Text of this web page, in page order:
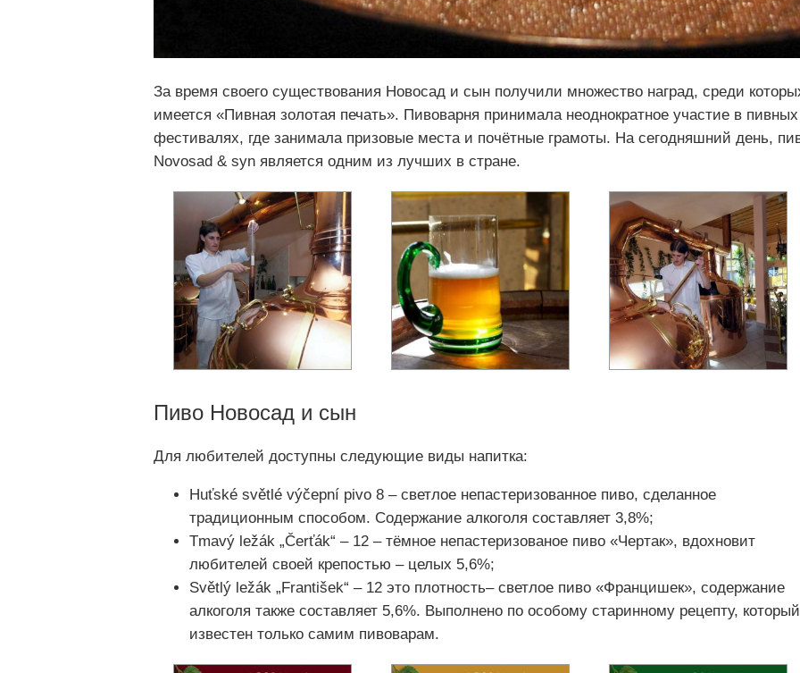
За время своего существования Новосад и сын получили множество наград, среди
имеется «Пивная золотая печать». Пивоварня принимала неоднократное участие в пивных
фестивалях, где занимала призовые места и почётные грамоты. На сегодняшний день,
Novosad & syn является одним из лучших в стране.
Пиво Новосад и сын
Для любителей доступны следующие виды напитка:
Huťské světlé výčepní pivo 8 – светлое непастеризованное пиво, сделанное
традиционным способом. Содержание алкоголя составляет 3,8%;
Tmavý ležák „Čerťák“ – 12 – тёмное непастеризованое пиво «Чертак», вдохновит
любителей своей крепостью – целых 5,6%;
Světlý ležák „František“ – 12 это плотность– светлое пиво «Францишек», содержание
алкоголя также составляет 5,6%. Выполнено по особому старинному рецепту, который
известен только самим пивоварам.